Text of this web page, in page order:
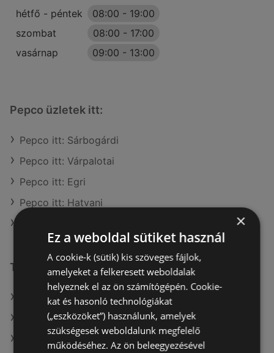
hétfő - péntek
08:00 - 19:00
szombat
08:00 - 17:00
vasárnap
09:00 - 13:00
Pepco üzletek itt:
Pepco itt: Sárbogárdi
Pepco itt: Várpalotai
Pepco itt: Egri
Pepco itt: Hatvani
További linkek
A(z) Pepco ajánlatai
A(z) Herbária ajánlatai
A(z) Dacia Sandero ajánlatai
×
Ez a weboldal sütiket használ
A cookie-k (sütik) kis szöveges fájlok,
amelyeket a felkeresett weboldalak
helyeznek el az ön számítógépén. Cookie-
kat és hasonló technológiákat
(„eszközöket”) használunk, amelyek
szükségesek weboldalunk megfelelő
működéséhez. Az ön beleegyezésével